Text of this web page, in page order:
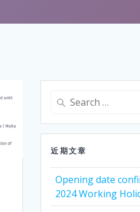
Search
近期文章
Opening date
2024 Working